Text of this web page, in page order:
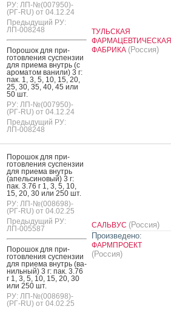
РУ: ЛП-№(007950)-
(РГ-RU) от 04.12.24
Предыдущий РУ:
ЛП-008248
По­рошок для при­
готов­ле­ния сус­пензии
для при­ема внутрь (с
аро­матом ва­нили) 3 г:
пак. 1, 3, 5, 10, 15, 20,
25, 30, 35, 40, 45 или
50 шт.
РУ: ЛП-№(007950)-
(РГ-RU) от 04.12.24
Предыдущий РУ:
ЛП-008248
ТУЛЬСКАЯ
ФАРМАЦЕВТИЧЕСКАЯ
ФАБРИКА (Россия)
По­рошок для при­
готов­ле­ния сус­пензии
для при­ема внутрь
(апель­си­новый) 3 г:
пак. 3.76 г 1, 3, 5, 10,
15, 20, 30 или 250 шт.
РУ: ЛП-№(008698)-
(РГ-RU) от 04.02.25
Предыдущий РУ:
ЛП-005587
По­рошок для при­
готов­ле­ния сус­пензии
для при­ема внутрь (ва­
ниль­ный) 3 г: пак. 3.76
г 1, 3, 5, 10, 15, 20, 30
или 250 шт.
РУ: ЛП-№(008698)-
(РГ-RU) от 04.02.25
САЛЬВУС (Россия)
Произведено:
ФАРМПРОЕКТ
(Россия)